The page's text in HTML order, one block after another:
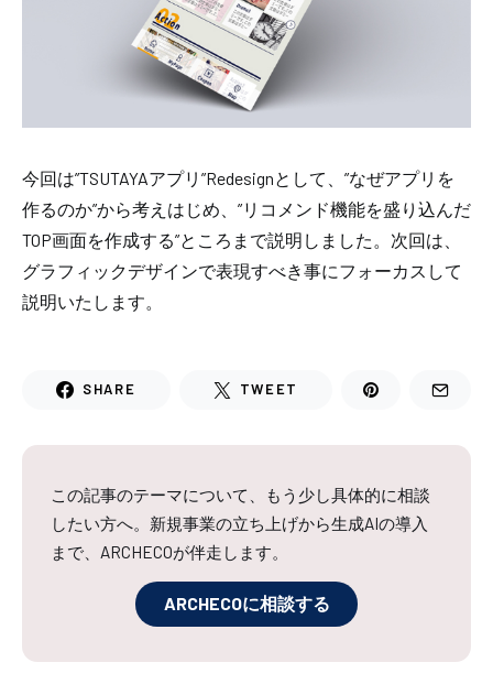
今回は”TSUTAYAアプリ”Redesignとして、”なぜアプリを
作るのか”から考えはじめ、”リコメンド機能を盛り込んだ
TOP画面を作成する”ところまで説明しました。次回は、
グラフィックデザインで表現すべき事にフォーカスして
説明いたします。
SHARE TWEET
この記事のテーマについて、もう少し具体的に相談
したい方へ。新規事業の立ち上げから生成AIの導入
まで、ARCHECOが伴走します。
ARCHECOに相談する